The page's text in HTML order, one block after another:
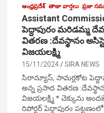
ఆంధ్రప్రదేశ్ తాజా వార్తలు ప్రజా
Assistant
పెద్దాపురం మరిడమ్మ
వితరణ :దేవస్థానం
విజయలక్ష్మి
15/11/2024 SIRA NEWS
సిరాన్యూస్, సామర్లకోట
అన్న ప్రసాద వితరణ
విజయలక్ష్మి * చెక్కును
రిపోర్టర్ పెద్దాపురం